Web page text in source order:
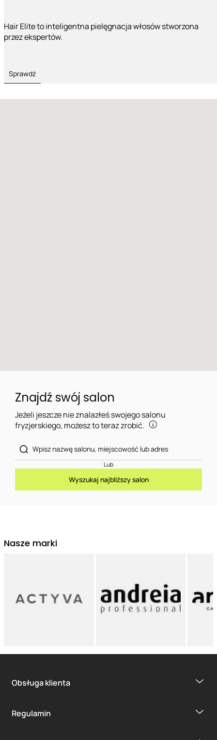
Hair Elite to inteligentna pielęgnacja włosów stworzona
przez ekspertów.
Sprawdź
Znajdź swój salon
Jeżeli jeszcze nie znalazłeś swojego salonu
fryzjerskiego, możesz to teraz zrobić.
Lub
Wyszukaj najbliższy salon
Nasze marki
Obsługa klienta
Regulamin